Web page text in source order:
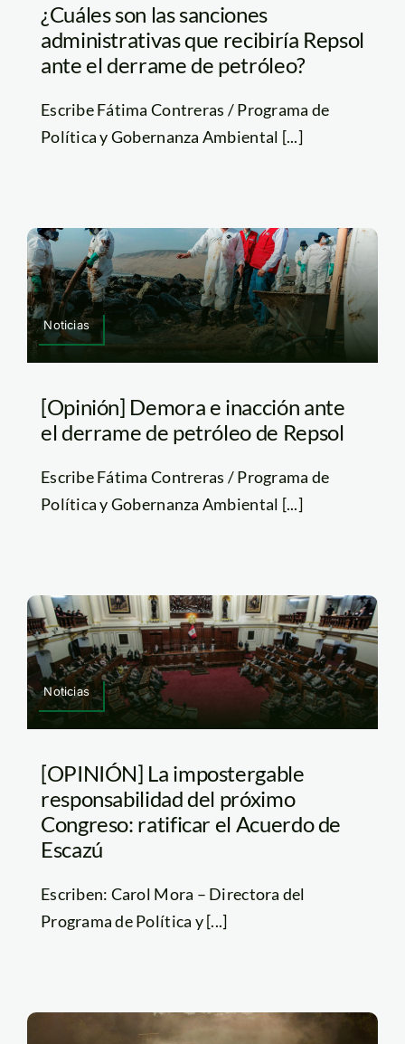
¿Cuáles son las sanciones
administrativas que recibiría Repsol
ante el derrame de petróleo?
Escribe Fátima Contreras / Programa de
Política y Gobernanza Ambiental [...]
Noticias
[Opinión] Demora e inacción ante
el derrame de petróleo de Repsol
Escribe Fátima Contreras / Programa de
Política y Gobernanza Ambiental [...]
Noticias
[OPINIÓN] La impostergable
responsabilidad del próximo
Congreso: ratificar el Acuerdo de
Escazú
Escriben: Carol Mora – Directora del
Programa de Política y [...]